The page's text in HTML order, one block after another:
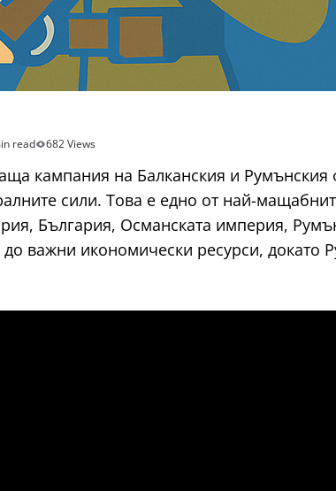
read 682 Views
кампания на Балканския и
сили. Това е едно от най-
България, Османската империя,
важни икономически ресурси, докато